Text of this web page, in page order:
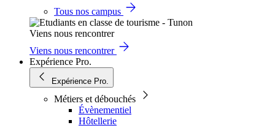
Tous nos campus
Viens nous rencontrer
Viens nous rencontrer
Expérience Pro.
Expérience Pro.
Métiers et débouchés
Évènementiel
Hôtellerie